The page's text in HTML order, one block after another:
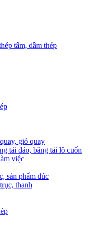
tấm, dầm thép
giỏ quay
tải đảo, băng tải lô cuốn
việc
sản phẩm đúc
thanh